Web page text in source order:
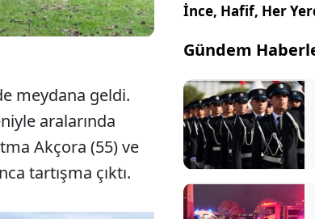
meydana geldi.
aralarında
Akçora (55) ve
tartışma çıktı.
İnce, Hafif, Her
Gündem